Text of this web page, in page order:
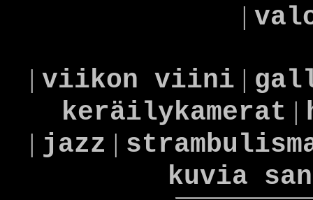
|
| viikon viini |
keräilykamerat |
| jazz |
kuvia